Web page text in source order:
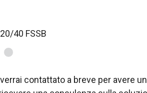
40 FSSB
contattato a breve per avere